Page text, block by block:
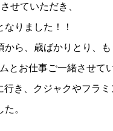
せていただき、
なりました！！
ら、歳ばかりとり、も
とお仕事ご一緒させて
き、クジャクやフラ
。